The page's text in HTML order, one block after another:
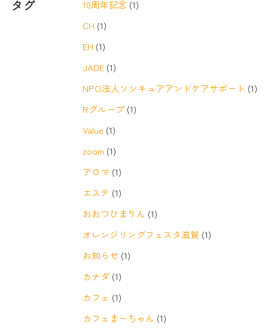
タグ 10周年記念 (1)
CH (1)
EH (1)
JADE (1)
NPO法人ソシキュアアンドケアサポート (1)
Rグループ (1)
Value (1)
zoom (1)
アロマ (1)
エステ (1)
おおつひまりん (1)
オレンジリングフェスタ滋賀 (1)
お知らせ (1)
カナダ (1)
カフェ (1)
カフェまーちゃん (1)